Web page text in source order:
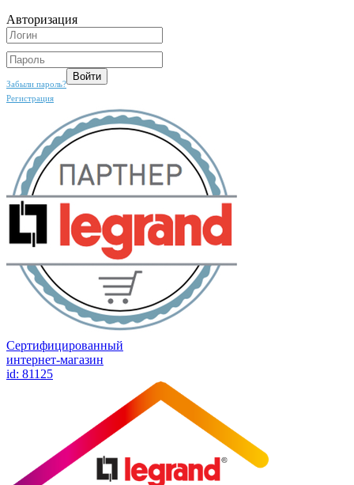
Авторизация
Забыли пароль?
Регистрация
Сертифицированный
интернет-магазин
id: 81125